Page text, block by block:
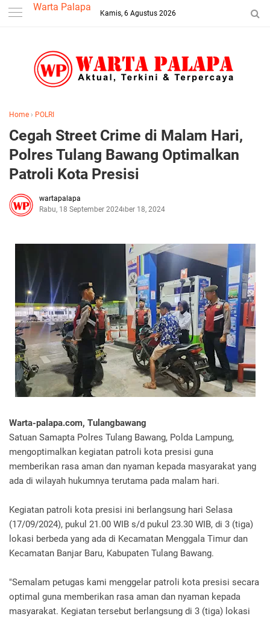
--> Warta Palapa
Kamis, 6 Agustus 2026
Home › POLRI
Cegah Street Crime di Malam Hari,
Polres Tulang Bawang Optimalkan
Patroli Kota Presisi
wartapalapa
Rabu, 18 September 2024September 18, 2024
Warta-palapa.com, Tulangbawang
Satuan Samapta Polres Tulang Bawang, Polda Lampung,
mengoptimalkan kegiatan patroli kota presisi guna
memberikan rasa aman dan nyaman kepada masyarakat yang
ada di wilayah hukumnya terutama pada malam hari.
Kegiatan patroli kota presisi ini berlangsung hari Selasa
(17/09/2024), pukul 21.00 WIB s/d pukul 23.30 WIB, di 3 (tiga)
lokasi berbeda yang ada di Kecamatan Menggala Timur dan
Kecamatan Banjar Baru, Kabupaten Tulang Bawang.
"Semalam petugas kami menggelar patroli kota presisi secara
optimal guna memberikan rasa aman dan nyaman kepada
masyarakat. Kegiatan tersebut berlangsung di 3 (tiga) lokasi